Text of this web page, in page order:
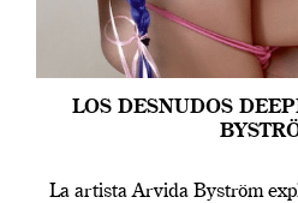
LOS DESNUDOS
La artista Arvida Byström